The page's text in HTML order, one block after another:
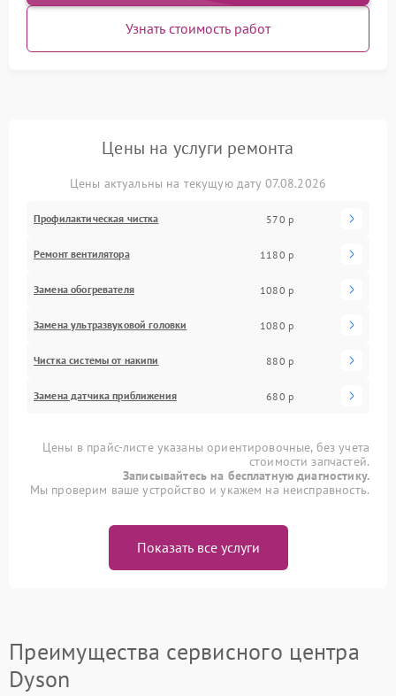
Узнать стоимость работ
Цены на услуги ремонта
Цены актуальны на текущую дату 07.08.2026
Профилактическая чистка 570 р
Ремонт вентилятора 1180 р
Замена обогревателя 1080 р
Замена ультразвуковой головки 1080 р
Чистка системы от накипи 880 р
Замена датчика приближения 680 р
Цены в прайс-листе указаны ориентировочные, без учета
стоимости запчастей.
Записывайтесь на бесплатную диагностику.
Мы проверим ваше устройство и укажем на неисправность.
Показать все услуги
Преимущества сервисного центра
Dyson